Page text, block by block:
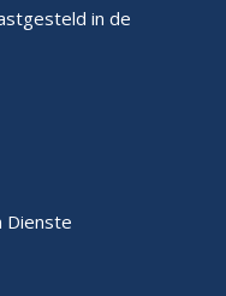
in de
Dienste